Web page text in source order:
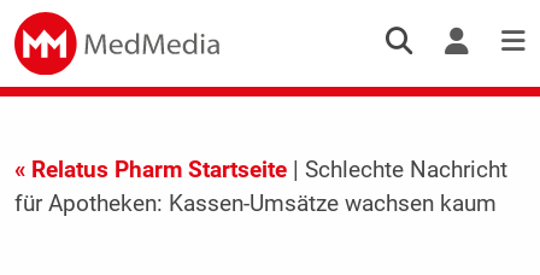
« Relatus Pharm Startseite| Schlechte Nachricht
für Apotheken: Kassen-Umsätze wachsen kaum